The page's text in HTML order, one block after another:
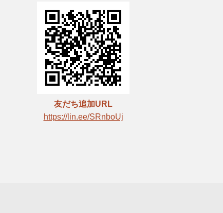
友だち追加URL
https://lin.ee/SRnboUj